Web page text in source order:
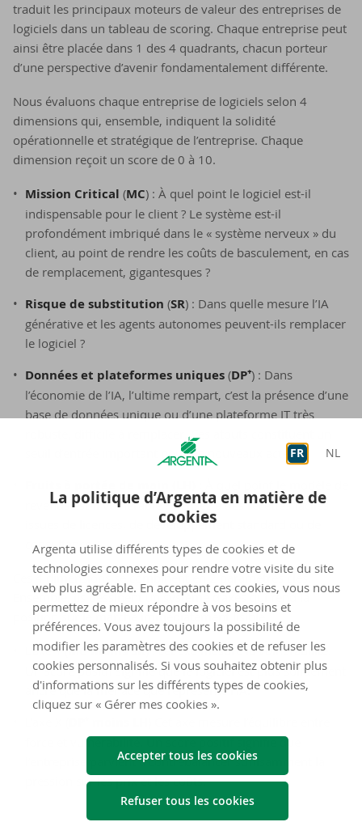
FR NL
La politique d’Argenta en matière de
cookies
Argenta utilise différents types de cookies et de
technologies connexes pour rendre votre visite du site
web plus agréable. En acceptant ces cookies, vous nous
permettez de mieux répondre à vos besoins et
préférences. Vous avez toujours la possibilité de
modifier les paramètres des cookies et de refuser les
cookies personnalisés. Si vous souhaitez obtenir plus
d'informations sur les différents types de cookies,
cliquez sur « Gérer mes cookies ».
Accepter tous les cookies
Refuser tous les cookies
traduit les principaux moteurs de valeur des entreprises de
logiciels dans un tableau de scoring. Chaque entreprise peut
ainsi être placée dans 1 des 4 quadrants, chacun porteur
d’une perspective d’avenir fondamentalement différente.
Nous évaluons chaque entreprise de logiciels selon 4
dimensions qui, ensemble, indiquent la solidité
opérationnelle et stratégique de l’entreprise. Chaque
dimension reçoit un score de 0 à 10.
Mission Critical (MC) : À quel point le logiciel est-il
indispensable pour le client ? Le système est-il
profondément imbriqué dans le « système nerveux » du
client, au point de rendre les coûts de basculement, en cas
de remplacement, gigantesques ?
Risque de substitution (SR) : Dans quelle mesure l’IA
générative et les agents autonomes peuvent-ils remplacer
le logiciel ?
Données et plateformes uniques (DP⁺) : Dans
l’économie de l’IA, l’ultime rempart, c’est la présence d’une
base de données unique ou d’une plateforme IT très
robuste, difficile à remplacer. Ces atouts constituent un
seuil d’entrée important pour de nouveaux acteurs.
revenus est-il vulnérable ? Pensez à des recettes faciles
issues de licences, de développement standard ou de
consultance.
Ces 4 dimensions se combinent en 2 paramètres clés.
Ensemble, ils dessinent un système d’axes qui rend la
position sur le marché immédiatement lisible.
L’axe Y (MC moins SR) : cet axe mesure la vulnérabilité.
Un score positif signifie que le logiciel est plus solidement
ancré que la menace que représente l’IA.
force et vulnérabilité. Un score positif signifie que
l’entreprise parvient à contrebalancer suffisamment la
pression sur les prix et les coûts.